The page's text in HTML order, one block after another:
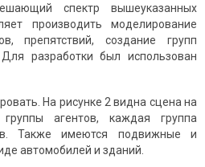
спектр вышеуказанных
производить моделирование
препятствий, создание групп
разработки был использован
На рисунке 2 видна сцена на
агентов, каждая группа
Также имеются подвижные и
автомобилей и зданий.